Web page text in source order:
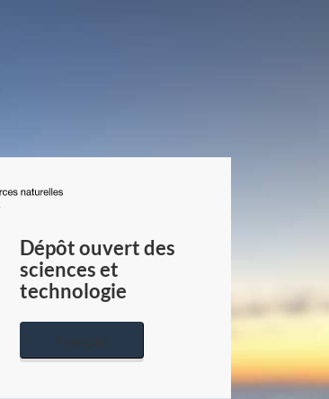
du
Canada
Dépôt ouvert des
sciences et
technologie